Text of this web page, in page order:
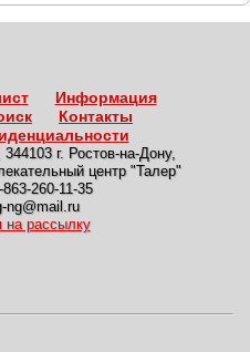
Информация
Контакты
344103 г. Ростов-на-Дону,
центр "Талер"
260-11-35
ng@mail.ru
на рассылку